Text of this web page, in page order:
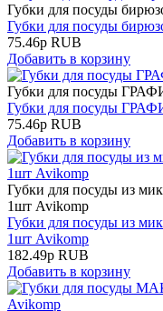
Губки для посуды
Губки для посуды
75.46р RUB
Добавить в корзину
Губки для посуды
Губки для посуды
75.46р RUB
Добавить в корзину
Губки для посуды из
1шт Avikomp
Губки для посуды из
1шт Avikomp
182.49р RUB
Добавить в корзину